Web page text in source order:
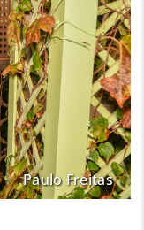
Paulo Freitas